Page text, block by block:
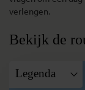
verlengen.
Bekijk de
Legenda